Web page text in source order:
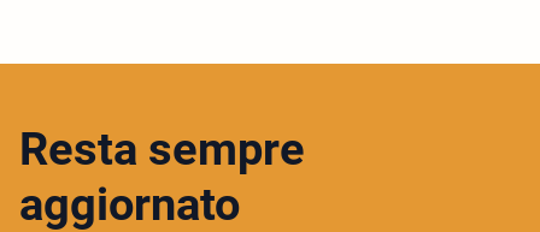
Resta sempre
aggiornato